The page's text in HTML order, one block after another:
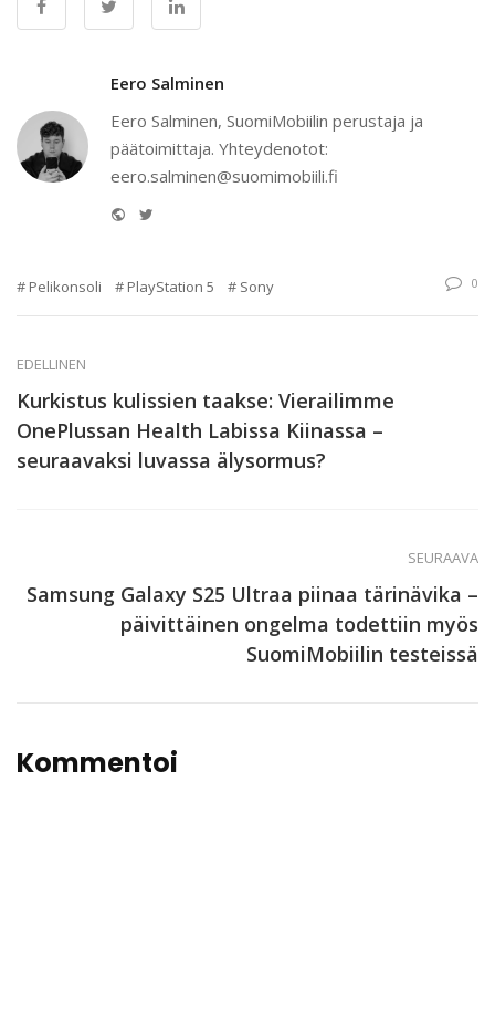
Eero Salminen
Eero Salminen, SuomiMobiilin perustaja ja
päätoimittaja. Yhteydenotot:
eero.salminen@suomimobiili.fi
Website
Pelikonsoli PlayStation 5 Sony 0
EDELLINEN
Kurkistus kulissien taakse: Vierailimme
OnePlussan Health Labissa Kiinassa –
seuraavaksi luvassa älysormus?
SEURAAVA
Samsung Galaxy S25 Ultraa piinaa tärinävika –
päivittäinen ongelma todettiin myös
SuomiMobiilin testeissä
Kommentoi